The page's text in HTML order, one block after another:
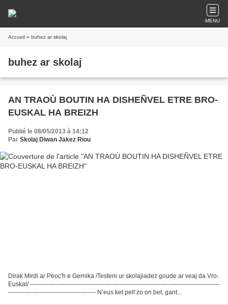
MENU
Accueil » buhez ar skolaj
buhez ar skolaj
AN TRAOÙ BOUTIN HA DISHEÑVEL ETRE BRO-
EUSKAL HA BREIZH
Publié le 08/05/2013 à 14:12
Par Skolaj Diwan Jakez Riou
Dirak Mirdi ar Peoc'h e Gernika /Testeni ur skolajiadez goude ar veaj da Vro-
Euskal/ ---------------------------------------------------------------------------------------------
------------------------------------------- N’eus ket pell’zo on bet, gant...